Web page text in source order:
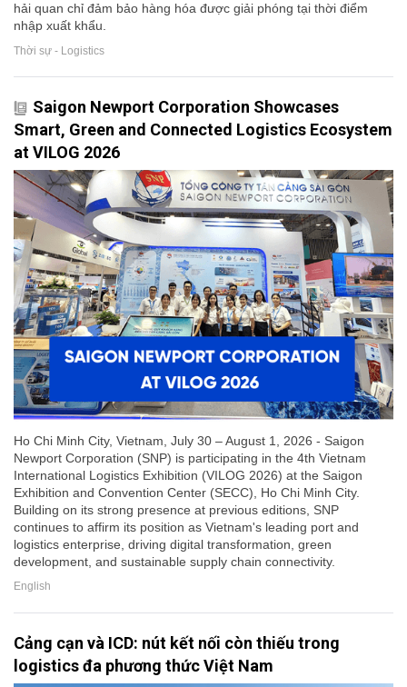
hải quan chỉ đảm bảo hàng hóa được giải phóng tại thời điểm
nhập xuất khẩu.
Thời sự - Logistics
Saigon Newport Corporation Showcases
Smart, Green and Connected Logistics Ecosystem
at VILOG 2026
Ho Chi Minh City, Vietnam, July 30 – August 1, 2026 - Saigon
Newport Corporation (SNP) is participating in the 4th Vietnam
International Logistics Exhibition (VILOG 2026) at the Saigon
Exhibition and Convention Center (SECC), Ho Chi Minh City.
Building on its strong presence at previous editions, SNP
continues to affirm its position as Vietnam's leading port and
logistics enterprise, driving digital transformation, green
development, and sustainable supply chain connectivity.
English
Cảng cạn và ICD: nút kết nối còn thiếu trong
logistics đa phương thức Việt Nam